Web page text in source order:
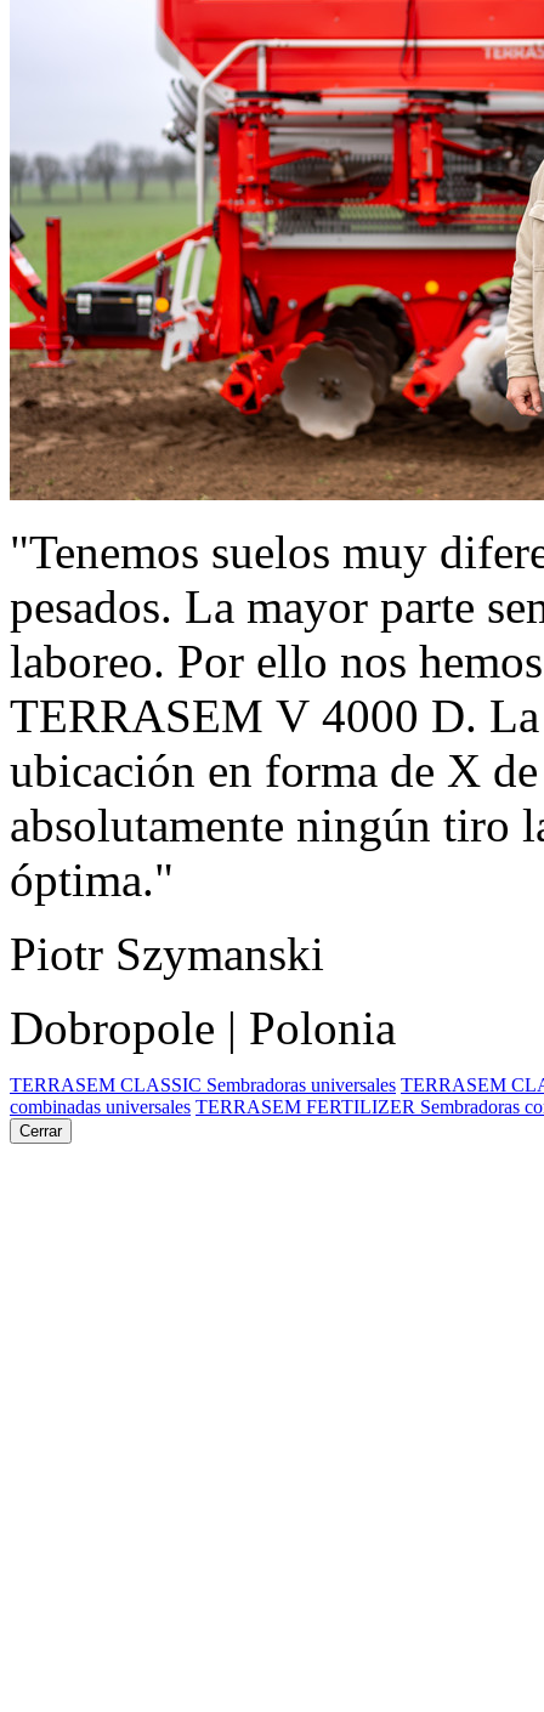
"Tenemos suelos muy
pesados. La mayor parte
laboreo. Por ello nos
TERRASEM V 4000 D. La
ubicación en forma de X
absolutamente ningún tiro
óptima."
Piotr Szymanski
Dobropole | Polonia
TERRASEM CLASSIC Sembradoras universales TERRASEM
combinadas universales TERRASEM FERTILIZER Sembradoras
Cerrar